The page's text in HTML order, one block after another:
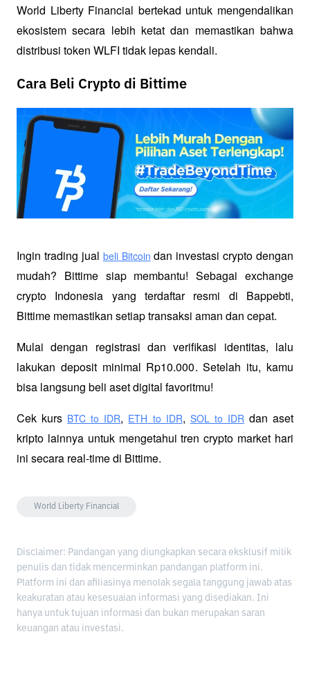
World Liberty Financial bertekad untuk mengendalikan
ekosistem secara lebih ketat dan memastikan bahwa
distribusi token WLFI tidak lepas kendali.
Cara Beli Crypto di Bittime
Ingin trading jual beli Bitcoin dan investasi crypto dengan
mudah? Bittime siap membantu! Sebagai exchange
crypto Indonesia yang terdaftar resmi di Bappebti,
Bittime memastikan setiap transaksi aman dan cepat.
Mulai dengan registrasi dan verifikasi identitas, lalu
lakukan deposit minimal Rp10.000. Setelah itu, kamu
bisa langsung beli aset digital favoritmu!
Cek kurs BTC to IDR, ETH to IDR, SOL to IDR dan aset
kripto lainnya untuk mengetahui tren crypto market hari
ini secara real-time di Bittime.
World Liberty Financial
Disclaimer: Pandangan yang diungkapkan secara eksklusif milik
penulis dan tidak mencerminkan pandangan platform ini.
Platform ini dan afiliasinya menolak segala tanggung jawab atas
keakuratan atau kesesuaian informasi yang disediakan. Ini
hanya untuk tujuan informasi dan bukan merupakan saran
keuangan atau investasi.